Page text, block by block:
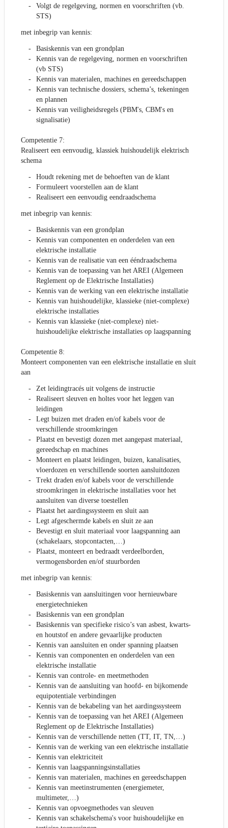
Volgt de regelgeving, normen en voorschriften (vb.
STS)
met inbegrip van kennis:
Basiskennis van een grondplan
Kennis van de regelgeving, normen en voorschriften
(vb STS)
Kennis van materialen, machines en gereedschappen
Kennis van technische dossiers, schema’s, tekeningen
en plannen
Kennis van veiligheidsregels (PBM's, CBM's en
signalisatie)
Competentie 7:
Realiseert een eenvoudig, klassiek huishoudelijk elektrisch
schema
Houdt rekening met de behoeften van de klant
Formuleert voorstellen aan de klant
Realiseert een eenvoudig eendraadschema
met inbegrip van kennis:
Basiskennis van een grondplan
Kennis van componenten en onderdelen van een
elektrische installatie
Kennis van de realisatie van een ééndraadschema
Kennis van de toepassing van het AREI (Algemeen
Reglement op de Elektrische Installaties)
Kennis van de werking van een elektrische installatie
Kennis van huishoudelijke, klassieke (niet-complexe)
elektrische installaties
Kennis van klassieke (niet-complexe) niet-
huishoudelijke elektrische installaties op laagspanning
Competentie 8:
Monteert componenten van een elektrische installatie en sluit
aan
Zet leidingtracés uit volgens de instructie
Realiseert sleuven en holtes voor het leggen van
leidingen
Legt buizen met draden en/of kabels voor de
verschillende stroomkringen
Plaatst en bevestigt dozen met aangepast materiaal,
gereedschap en machines
Monteert en plaatst leidingen, buizen, kanalisaties,
vloerdozen en verschillende soorten aansluitdozen
Trekt draden en/of kabels voor de verschillende
stroomkringen in elektrische installaties voor het
aansluiten van diverse toestellen
Plaatst het aardingssysteem en sluit aan
Legt afgeschermde kabels en sluit ze aan
Bevestigt en sluit materiaal voor laagspanning aan
(schakelaars, stopcontacten,…)
Plaatst, monteert en bedraadt verdeelborden,
vermogensborden en/of stuurborden
met inbegrip van kennis:
Basiskennis van aansluitingen voor hernieuwbare
energietechnieken
Basiskennis van een grondplan
Basiskennis van specifieke risico’s van asbest, kwarts-
en houtstof en andere gevaarlijke producten
Kennis van aansluiten en onder spanning plaatsen
Kennis van componenten en onderdelen van een
elektrische installatie
Kennis van controle- en meetmethoden
Kennis van de aansluiting van hoofd- en bijkomende
equipotentiale verbindingen
Kennis van de bekabeling van het aardingssysteem
Kennis van de toepassing van het AREI (Algemeen
Reglement op de Elektrische Installaties)
Kennis van de verschillende netten (TT, IT, TN,…)
Kennis van de werking van een elektrische installatie
Kennis van elektriciteit
Kennis van laagspanningsinstallaties
Kennis van materialen, machines en gereedschappen
Kennis van meetinstrumenten (energiemeter,
multimeter,…)
Kennis van opvoegmethodes van sleuven
Kennis van schakelschema's voor huishoudelijke en